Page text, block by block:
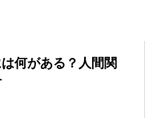
何がある？人間関